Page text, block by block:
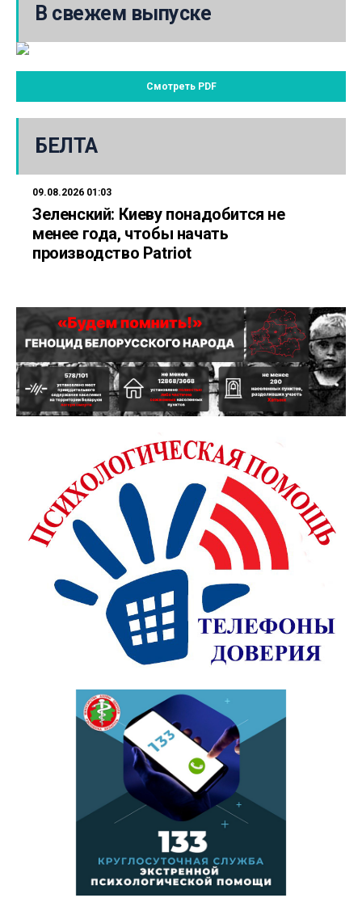
В свежем выпуске
Смотреть PDF
БЕЛТА
09.08.2026 01:03
Зеленский: Киеву понадобится не
менее года, чтобы начать
производство Patriot